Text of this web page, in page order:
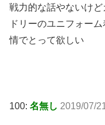
戦力的な話やないけ
ドリーのユニフォー
情でとって欲しい
100: 名無し 2019/07/